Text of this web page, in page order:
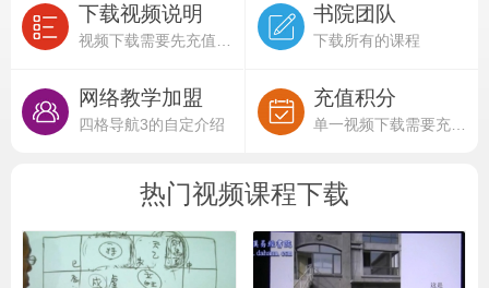
下载视频说明 书院团队
下载所有的课程
网络教学加盟
四格导航3的自定介绍
充值积分
单一视频下载需要充值积分
热门视频课程下载